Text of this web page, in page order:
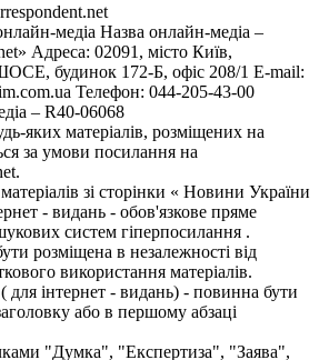
медіа Назва онлайн-медіа –
Адреса: 02091, місто Київ,
будинок 172-Б, офіс 208/1 E-mail:
Телефон: 044-205-43-00
– R40-06068
яких матеріалів, розміщених на
за умови посилання на
зі сторінки « Новини України
- видань - обов'язкове пряме
систем гіперпосилання .
розміщена в незалежності від
використання матеріалів.
для інтернет - видань) - повинна бути
або в першому абзаці
"Думка", "Експертиза", "Заява",